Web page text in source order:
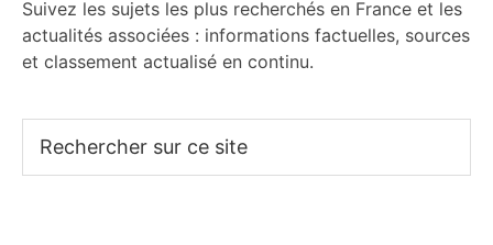
Suivez les sujets les plus recherchés en France et les
actualités associées : informations factuelles, sources
et classement actualisé en continu.
sur